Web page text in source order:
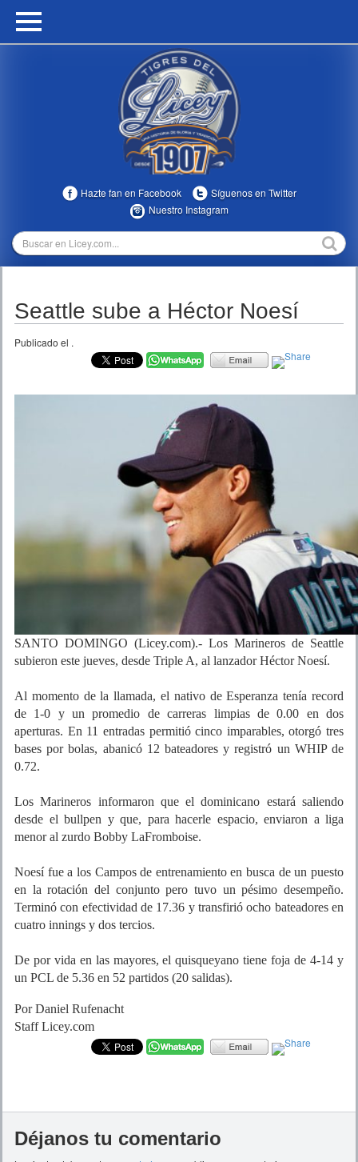
HOME
MULTIMEDIA
TEMPORADAS
Hazte fan en Facebook
Síguenos en Twitter
Nuestro Instagram
Seattle sube a Héctor Noesí
Publicado el .
SANTO DOMINGO (Licey.com).- Los Marineros de Seattle
subieron este jueves, desde Triple A, al lanzador Héctor Noesí.
Al momento de la llamada, el nativo de Esperanza tenía record
de 1-0 y un promedio de carreras limpias de 0.00 en dos
aperturas. En 11 entradas permitió cinco imparables, otorgó tres
bases por bolas, abanicó 12 bateadores y registró un WHIP de
0.72.
Los Marineros informaron que el dominicano estará saliendo
desde el bullpen y que, para hacerle espacio, enviaron a liga
menor al zurdo Bobby LaFromboise.
Noesí fue a los Campos de entrenamiento en busca de un puesto
en la rotación del conjunto pero tuvo un pésimo desempeño.
Terminó con efectividad de 17.36 y transfirió ocho bateadores en
cuatro innings y dos tercios.
De por vida en las mayores, el quisqueyano tiene foja de 4-14 y
un PCL de 5.36 en 52 partidos (20 salidas).
Por Daniel Rufenacht
Staff Licey.com
Déjanos tu comentario